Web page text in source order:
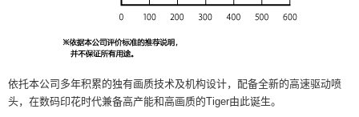
依托本公司多年积累的独有画质技术及机构设计，配备全新的高速驱动喷
头，在数码印花时代兼备高产能和高画质的Tiger由此诞生。